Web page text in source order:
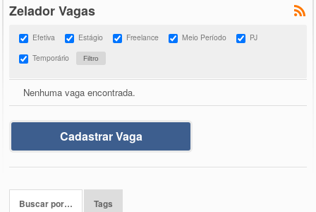
Zelador Vagas
Efetiva Estágio Freelance Meio Período
PJ
Temporário
Nenhuma vaga encontrada.
Cadastrar Vaga
Buscar por… Tags